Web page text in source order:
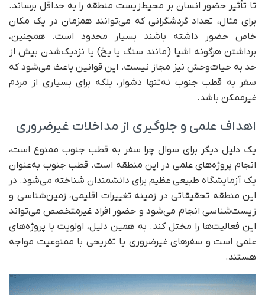
تا تأثیر حضور انسان بر محیط‌زیست منطقه را به حداقل برساند.
برای مثال، تعداد گردشگرانی که می‌توانند همزمان در یک مکان
خاص حضور داشته باشند بسیار محدود است. همچنین،
برداشتن هرگونه اشیا (مانند سنگ یا یخ) یا نزدیک‌شدن بیش از
حد به حیات‌وحش نیز مجاز نیست. این قوانین باعث می‌شود که
سفر به قطب جنوب نه‌تنها دشوار، بلکه برای بسیاری از مردم
غیرممکن باشد.
اهداف علمی و جلوگیری از مداخلات غیرضروری
یک دلیل دیگر برای سوال چرا سفر به قطب جنوب ممنوع است،
انجام پروژه‌های علمی در این منطقه است. قطب جنوب به‌عنوان
یک آزمایشگاه طبیعی عظیم برای دانشمندان شناخته می‌شود. در
این منطقه تحقیقاتی در زمینه تغییرات اقلیمی، زمین‌شناسی و
زیست‌شناسی انجام می‌شود و حضور افراد غیرمتخصص می‌تواند
این فعالیت‌ها را مختل کند. به همین دلیل، اولویت با پروژه‌های
علمی است و سفرهای غیرضروری یا تفریحی با ممنوعیت مواجه
هستند.